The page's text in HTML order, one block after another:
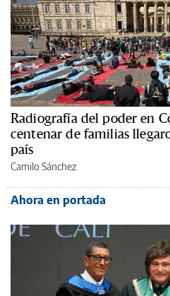
Radiografía del poder en
centenar de familias
país
Camilo Sánchez
Ahora en portada